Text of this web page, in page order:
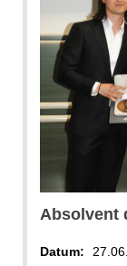
Absolvent
Datum: